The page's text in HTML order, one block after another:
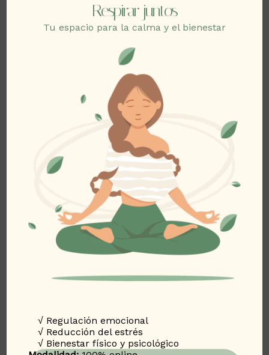
puede dar lugar al ejercicio de acciones legales
pertinentes y, en su caso, a las responsabilidades
4. Responsabilidad del Contenido
Toñi Benítez Psicóloga se reserva el derecho de
actualizar, modificar o eliminar la información
contenida en el Sitio Web sin previo aviso.
Aunque se procura que toda la información
disponible sea precisa y esté actualizada, no se
garantiza su exactitud, exhaustividad o
veracidad en todo momento, por lo que no se
asume responsabilidad alguna por errores u
omisiones en los contenidos.
Tampoco se garantiza que el acceso al Sitio Web
sea ininterrumpido o libre de errores, ni que esté
Benítez Psicólogano será responsable de ningún
interferencias, omisiones, interrupciones, virus
informáticos o desconexiones operativas durante
el uso del Sitio Web.
Respirar juntos
Tu espacio para la calma y el bienestar
√ Regulación emocional
√ Reducción del estrés
√ Bienestar físico y psicológico